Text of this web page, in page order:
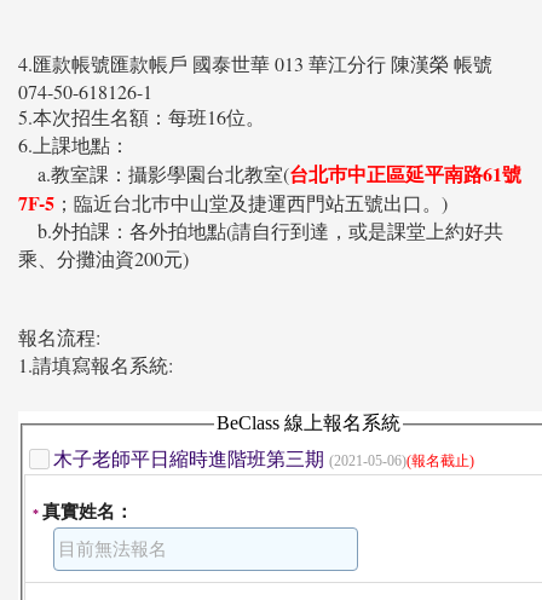
4.匯款帳號匯款帳戶 國泰世華 013 華江分行 陳漢榮 帳號
074-50-618126-1
5.本次招生名額：每班16位。
6.上課地點：
a.教室課：攝影學園台北教室(台北巿中正區延平南路61號
7F-5 ；臨近台北巿中山堂及捷運西門站五號出口。)
b.外拍課：各外拍地點(請自行到達，或是課堂上約好共
乘、分攤油資200元)
報名流程:
1.請填寫報名系統: